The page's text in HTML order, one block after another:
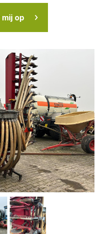
op